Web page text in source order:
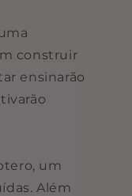
construir
ensinarão
um
Além